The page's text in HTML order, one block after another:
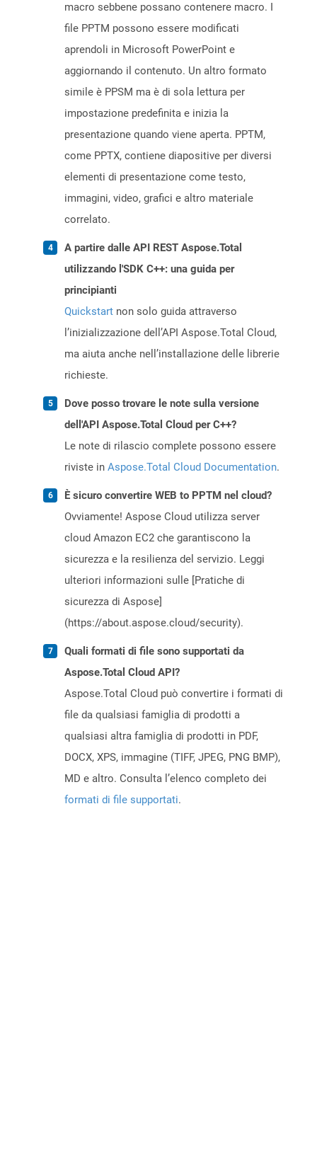
macro sebbene possano contenere macro. I
file PPTM possono essere modificati
aprendoli in Microsoft PowerPoint e
aggiornando il contenuto. Un altro formato
simile è PPSM ma è di sola lettura per
impostazione predefinita e inizia la
presentazione quando viene aperta. PPTM,
come PPTX, contiene diapositive per diversi
elementi di presentazione come testo,
immagini, video, grafici e altro materiale
correlato.
A partire dalle API REST Aspose.Total
utilizzando l'SDK C++: una guida per
principianti
Quickstart non solo guida attraverso
l’inizializzazione dell’API Aspose.Total Cloud,
ma aiuta anche nell’installazione delle librerie
richieste.
Dove posso trovare le note sulla versione
dell'API Aspose.Total Cloud per C++?
Le note di rilascio complete possono essere
riviste in Aspose.Total Cloud Documentation.
È sicuro convertire WEB to PPTM nel cloud?
Ovviamente! Aspose Cloud utilizza server
cloud Amazon EC2 che garantiscono la
sicurezza e la resilienza del servizio. Leggi
ulteriori informazioni sulle [Pratiche di
sicurezza di Aspose]
(https://about.aspose.cloud/security).
Quali formati di file sono supportati da
Aspose.Total Cloud API?
Aspose.Total Cloud può convertire i formati di
file da qualsiasi famiglia di prodotti a
qualsiasi altra famiglia di prodotti in PDF,
DOCX, XPS, immagine (TIFF, JPEG, PNG BMP),
MD e altro. Consulta l’elenco completo dei
formati di file supportati.